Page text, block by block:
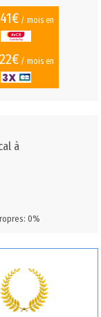
/ mois en
/ mois en
à
0%